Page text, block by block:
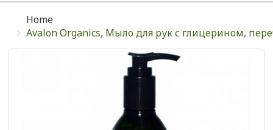
Home
Avalon Organics, Мыло для рук с глицерином,